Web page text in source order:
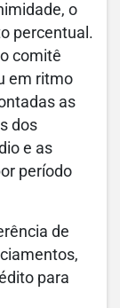
o
percentual.
comitê
em ritmo
as
dos
e as
período
de
para